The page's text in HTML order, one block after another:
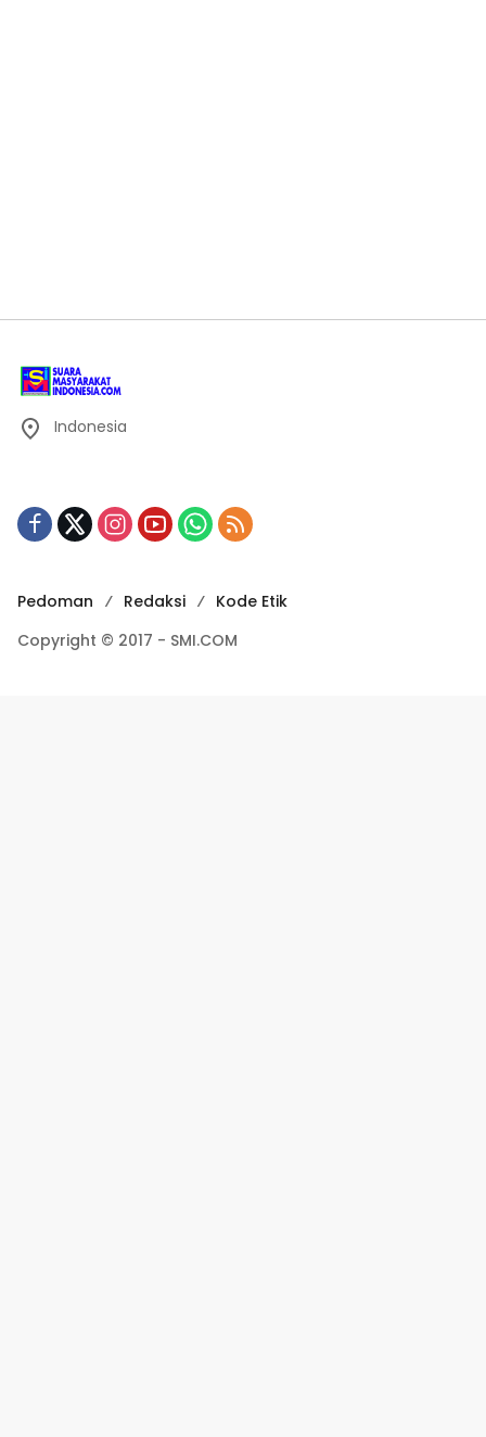
Indonesia
Pedoman Redaksi
Kode Etik
Copyright © 2017 - SMI.COM